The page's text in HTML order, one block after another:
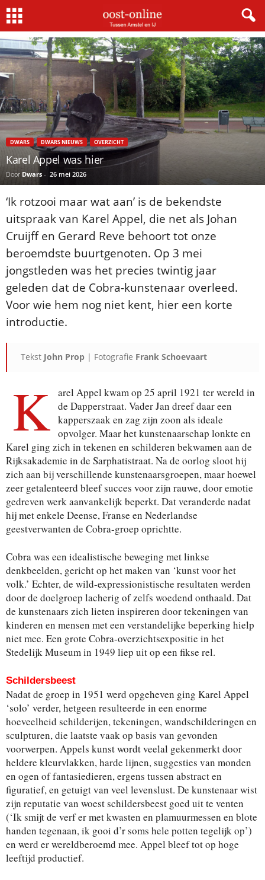
Home Karel Appel was hier
DWARS DWARS NIEUWS OVERZICHT
Karel Appel was hier
Door Dwars - 26 mei 2026
‘Ik rotzooi maar wat aan’ is de bekendste
uitspraak van Karel Appel, die net als Johan
Cruijff en Gerard Reve behoort tot onze
beroemdste buurtgenoten. Op 3 mei
jongstleden was het precies twintig jaar
geleden dat de Cobra-kunstenaar overleed.
Voor wie hem nog niet kent, hier een korte
introductie.
Tekst John Prop | Fotografie Frank Schoevaart
K arel Appel kwam op 25 april 1921 ter wereld in
de Dapperstraat. Vader Jan dreef daar een
kapperszaak en zag zijn zoon als ideale
opvolger. Maar het kunstenaarschap lonkte en
Karel ging zich in tekenen en schilderen bekwamen aan de
Rijksakademie in de Sarphatistraat. Na de oorlog sloot hij
zich aan bij verschillende kunstenaarsgroepen, maar hoewel
zeer getalenteerd bleef succes voor zijn rauwe, door emotie
gedreven werk aanvankelijk beperkt. Dat veranderde nadat
hij met enkele Deense, Franse en Nederlandse
geestverwanten de Cobra-groep oprichtte.
Cobra was een idealistische beweging met linkse
denkbeelden, gericht op het maken van ‘kunst voor het
volk.’ Echter, de wild-expressionistische resultaten werden
door de doelgroep lacherig of zelfs woedend onthaald. Dat
de kunstenaars zich lieten inspireren door tekeningen van
kinderen en mensen met een verstandelijke beperking hielp
niet mee. Een grote Cobra-overzichtsexpositie in het
Stedelijk Museum in 1949 liep uit op een fikse rel.
Schildersbeest
Nadat de groep in 1951 werd opgeheven ging Karel Appel
‘solo’ verder, hetgeen resulteerde in een enorme
hoeveelheid schilderijen, tekeningen, wandschilderingen en
sculpturen, die laatste vaak op basis van gevonden
voorwerpen. Appels kunst wordt veelal gekenmerkt door
heldere kleurvlakken, harde lijnen, suggesties van monden
en ogen of fantasiedieren, ergens tussen abstract en
figuratief, en getuigt van veel levenslust. De kunstenaar wist
zijn reputatie van woest schildersbeest goed uit te venten
(‘Ik smijt de verf er met kwasten en plamuurmessen en blote
handen tegenaan, ik gooi d’r soms hele potten tegelijk op’)
en werd er wereldberoemd mee. Appel bleef tot op hoge
leeftijd productief.